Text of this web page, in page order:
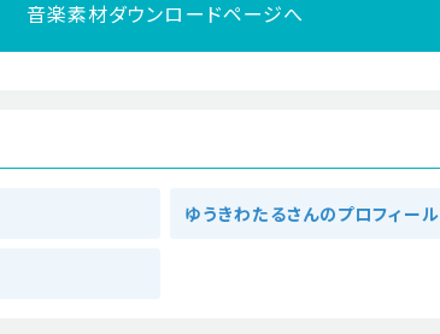
音楽素材ダウンロードページへ
ゆうきわたるさんのプロフィール